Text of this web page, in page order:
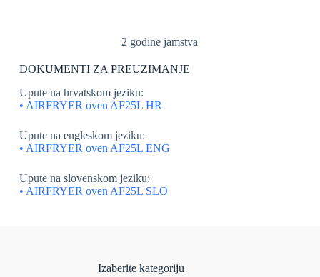
2 godine jamstva
DOKUMENTI ZA PREUZIMANJE
Upute na hrvatskom jeziku:
• AIRFRYER oven AF25L HR
Upute na engleskom jeziku:
• AIRFRYER oven AF25L ENG
Upute na slovenskom jeziku:
• AIRFRYER oven AF25L SLO
Izaberite kategoriju